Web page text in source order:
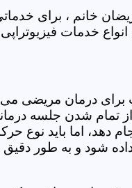
خانم ، برای
خدمات
درمان مریضی می
تمام شدن جلسه
دهد، اما باید نوع
شود و به طور